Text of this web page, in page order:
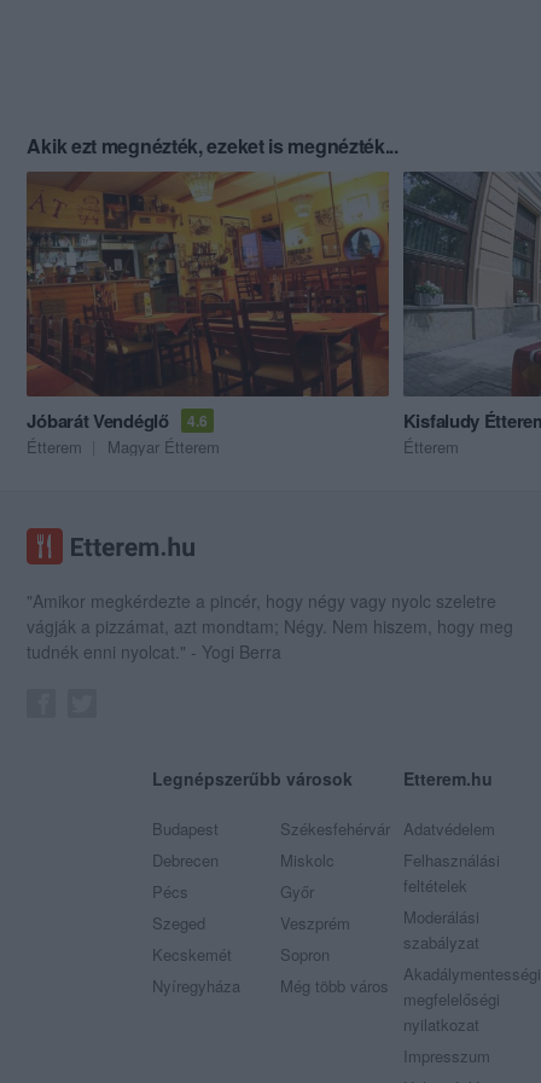
Akik ezt megnézték, ezeket is megnézték...
Jóbarát Vendéglő 4.6
Étterem Magyar Étterem
Kisfaludy
Étterem
"Amikor megkérdezte a pincér, hogy négy vagy nyolc szeletre
vágják a pizzámat, azt mondtam; Négy. Nem hiszem, hogy meg
tudnék enni nyolcat." - Yogi Berra
Legnépszerűbb városok
Budapest
Debrecen
Pécs
Szeged
Kecskemét
Nyíregyháza
Székesfehérvár
Miskolc
Győr
Veszprém
Sopron
Még több város
Etterem.hu
Adatvédelem
Felhasználási
feltételek
Moderálási
szabályzat
Akadálymentességi
megfelelőségi
nyilatkozat
Impresszum